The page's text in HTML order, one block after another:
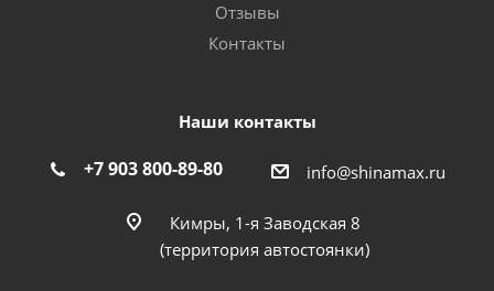
Отзывы
Контакты
Наши контакты
+7 903 800-89-80 info@shinamax.ru
Кимры, 1-я Заводская 8
(территория автостоянки)